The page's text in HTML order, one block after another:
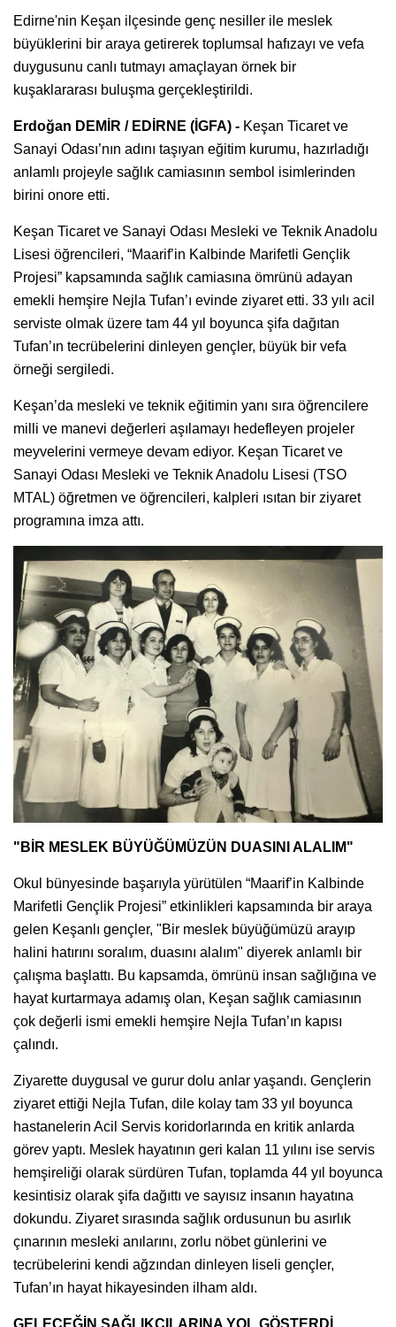
Edirne'nin Keşan ilçesinde genç nesiller ile meslek
büyüklerini bir araya getirerek toplumsal hafızayı ve vefa
duygusunu canlı tutmayı amaçlayan örnek bir
kuşaklararası buluşma gerçekleştirildi.
Erdoğan DEMİR / EDİRNE (İGFA) - Keşan Ticaret ve
Sanayi Odası’nın adını taşıyan eğitim kurumu, hazırladığı
anlamlı projeyle sağlık camiasının sembol isimlerinden
birini onore etti.
Keşan Ticaret ve Sanayi Odası Mesleki ve Teknik Anadolu
Lisesi öğrencileri, “Maarif’in Kalbinde Marifetli Gençlik
Projesi” kapsamında sağlık camiasına ömrünü adayan
emekli hemşire Nejla Tufan’ı evinde ziyaret etti. 33 yılı acil
serviste olmak üzere tam 44 yıl boyunca şifa dağıtan
Tufan’ın tecrübelerini dinleyen gençler, büyük bir vefa
örneği sergiledi.
Keşan’da mesleki ve teknik eğitimin yanı sıra öğrencilere
milli ve manevi değerleri aşılamayı hedefleyen projeler
meyvelerini vermeye devam ediyor. Keşan Ticaret ve
Sanayi Odası Mesleki ve Teknik Anadolu Lisesi (TSO
MTAL) öğretmen ve öğrencileri, kalpleri ısıtan bir ziyaret
programına imza attı.
"BİR MESLEK BÜYÜĞÜMÜZÜN DUASINI ALALIM"
Okul bünyesinde başarıyla yürütülen “Maarif’in Kalbinde
Marifetli Gençlik Projesi” etkinlikleri kapsamında bir araya
gelen Keşanlı gençler, "Bir meslek büyüğümüzü arayıp
halini hatırını soralım, duasını alalım" diyerek anlamlı bir
çalışma başlattı. Bu kapsamda, ömrünü insan sağlığına ve
hayat kurtarmaya adamış olan, Keşan sağlık camiasının
çok değerli ismi emekli hemşire Nejla Tufan’ın kapısı
çalındı.
Ziyarette duygusal ve gurur dolu anlar yaşandı. Gençlerin
ziyaret ettiği Nejla Tufan, dile kolay tam 33 yıl boyunca
hastanelerin Acil Servis koridorlarında en kritik anlarda
görev yaptı. Meslek hayatının geri kalan 11 yılını ise servis
hemşireliği olarak sürdüren Tufan, toplamda 44 yıl boyunca
kesintisiz olarak şifa dağıttı ve sayısız insanın hayatına
dokundu. Ziyaret sırasında sağlık ordusunun bu asırlık
çınarının mesleki anılarını, zorlu nöbet günlerini ve
tecrübelerini kendi ağzından dinleyen liseli gençler,
Tufan’ın hayat hikayesinden ilham aldı.
GELECEĞİN SAĞLIKÇILARINA YOL GÖSTERDİ